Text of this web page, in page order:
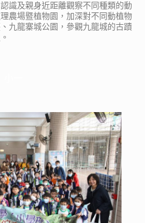
識及親身近距離觀察不同種類的動
農場暨植物園，加深對不同動植物
九龍寨城公園，參觀九龍城的古蹟